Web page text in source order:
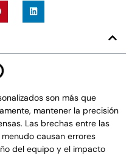
son más que
mantener la precisión
Las brechas entre las
causan errores
del equipo y el impacto